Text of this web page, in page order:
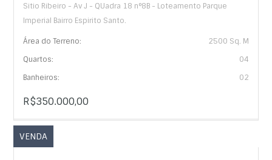
Sitio Ribeiro - Av J - QUadra 18 n°8B - Loteamento Parque
Imperial Bairro Espirito Santo.
Área do Terreno:
2500 Sq. M
Quartos:
04
Banheiros:
02
R$350.000,00
VENDA